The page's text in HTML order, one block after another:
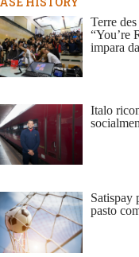
Terre
“You’re
impara
Italo
Satispay
pasto